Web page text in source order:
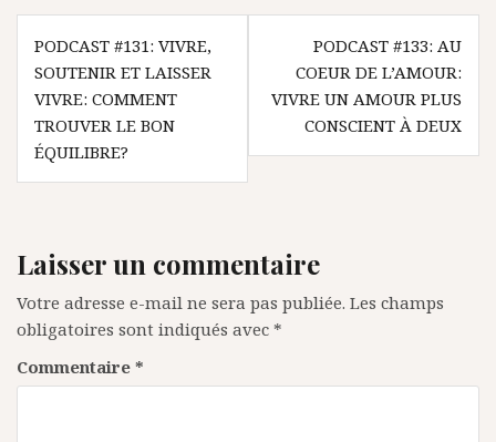
Navigation
de
l’article
PODCAST #131: VIVRE,
SOUTENIR ET LAISSER
VIVRE: COMMENT
TROUVER LE BON
ÉQUILIBRE?
PODCAST #133: AU
COEUR DE L’AMOUR:
VIVRE UN AMOUR PLUS
CONSCIENT À DEUX
Laisser un commentaire
Votre adresse e-mail ne sera pas publiée. Les champs
obligatoires sont indiqués avec *
Commentaire *